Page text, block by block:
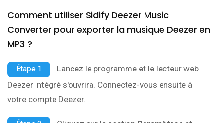
Comment utiliser Sidify Deezer Music
Converter pour exporter la musique Deezer en
MP3 ?
Étape 1
Lancez le programme et le lecteur web
Deezer intégré s'ouvrira. Connectez-vous ensuite à
votre compte Deezer.